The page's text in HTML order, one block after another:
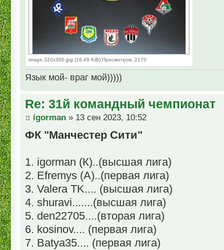
image.320x300.jpg (16.49 KiB) Просмотров: 2170
Язык мой- враг мой)))))
Re: 31й командный чемпионат
igorman » 13 сен 2023, 10:52
ФК "Манчестер Сити"
1. igorman (К)..(высшая лига)
2. Efremys (А)..(первая лига)
3. Valera TK.... (высшая лига)
4. shuravi.......(высшая лига)
5. den22705....(вторая лига)
6. kosinov.... (первая лига)
7. Batya35.... (первая лига)